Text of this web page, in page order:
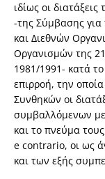
ιδίως οι
-της Σύμβασης
και Διεθνών
Οργανισμών της
1981/1991- κατά
επιρροή, την
Συνθηκών οι
συμβαλλόμενων
και το πνεύμα
e contrario, οι ως
και των εξής